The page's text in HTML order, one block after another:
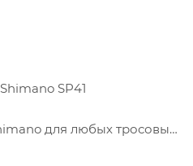
SP41
для любых тросовых